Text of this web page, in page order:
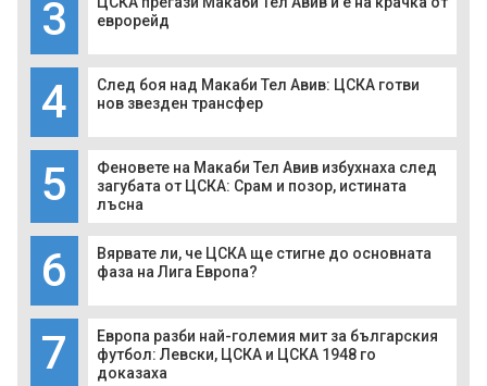
3
еврорейд
4
След боя над Макаби Тел Авив: ЦСКА готви
нов звезден трансфер
5
Феновете на Макаби Тел Авив избухнаха след
загубата от ЦСКА: Срам и позор, истината
лъсна
6
Вярвате ли, че ЦСКА ще стигне до основната
фаза на Лига Европа?
7
Европа разби най-големия мит за българския
футбол: Левски, ЦСКА и ЦСКА 1948 го
доказаха